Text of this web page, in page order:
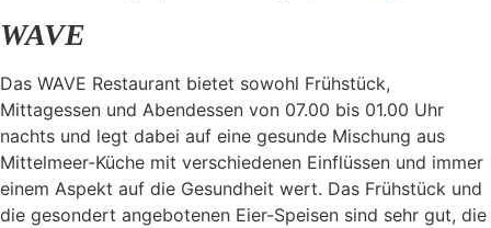
WAVE
Das WAVE Restaurant bietet sowohl Frühstück,
Mittagessen und Abendessen von 07.00 bis 01.00 Uhr
nachts und legt dabei auf eine gesunde Mischung aus
Mittelmeer-Küche mit verschiedenen Einflüssen und immer
einem Aspekt auf die Gesundheit wert. Das Frühstück und
die gesondert angebotenen Eier-Speisen sind sehr gut, die